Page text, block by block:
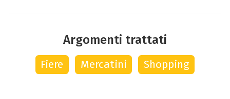
Argomenti trattati
Fiere Mercatini Shopping